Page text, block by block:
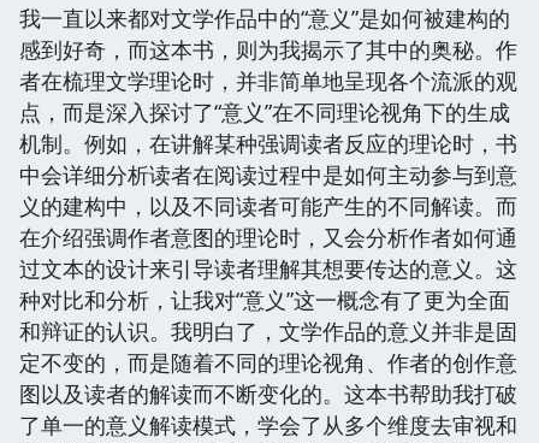
我一直以来都对文学作品中的“意义”是如何被建构的
感到好奇，而这本书，则为我揭示了其中的奥秘。作
者在梳理文学理论时，并非简单地呈现各个流派的观
点，而是深入探讨了“意义”在不同理论视角下的生成
机制。例如，在讲解某种强调读者反应的理论时，书
中会详细分析读者在阅读过程中是如何主动参与到意
义的建构中，以及不同读者可能产生的不同解读。而
在介绍强调作者意图的理论时，又会分析作者如何通
过文本的设计来引导读者理解其想要传达的意义。这
种对比和分析，让我对“意义”这一概念有了更为全面
和辩证的认识。我明白了，文学作品的意义并非是固
定不变的，而是随着不同的理论视角、作者的创作意
图以及读者的解读而不断变化的。这本书帮助我打破
了单一的意义解读模式，学会了从多个维度去审视和